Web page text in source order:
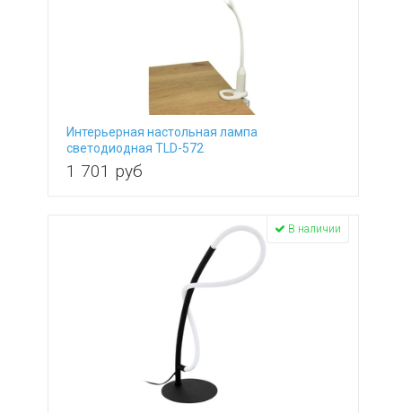
Интерьерная настольная лампа
светодиодная TLD-572
White/Led/500Lm/4500K/Dimmer
1 701 руб
В наличии